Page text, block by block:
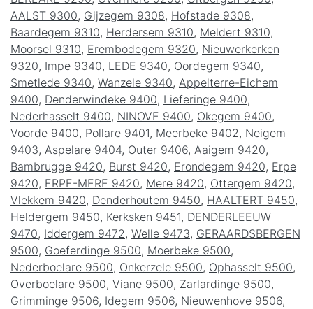
AALST 9300, Gijzegem 9308, Hofstade 9308,
Baardegem 9310, Herdersem 9310, Meldert 9310,
Moorsel 9310, Erembodegem 9320, Nieuwerkerken
9320, Impe 9340, LEDE 9340, Oordegem 9340,
Smetlede 9340, Wanzele 9340, Appelterre-Eichem
9400, Denderwindeke 9400, Lieferinge 9400,
Nederhasselt 9400, NINOVE 9400, Okegem 9400,
Voorde 9400, Pollare 9401, Meerbeke 9402 , Neigem
9403, Aspelare 9404, Outer 9406, Aaigem 9420,
Bambrugge 9420, Burst 9420, Erondegem 9420, Erpe
9420, ERPE-MERE 9420, Mere 9420, Ottergem 9420,
Vlekkem 9420, Denderhoutem 9450, HAALTERT 9450,
Heldergem 9450, Kerksken 9451, DENDERLEEUW
9470, Iddergem 9472 , Welle 9473, GERAARDSBERGEN
9500, Goeferdinge 9500, Moerbeke 9500,
Nederboelare 9500, Onkerzele 9500, Ophasselt 9500,
Overboelare 9500, Viane 9500, Zarlardinge 9500,
Grimminge 9506, Idegem 9506, Nieuwenhove 9506,